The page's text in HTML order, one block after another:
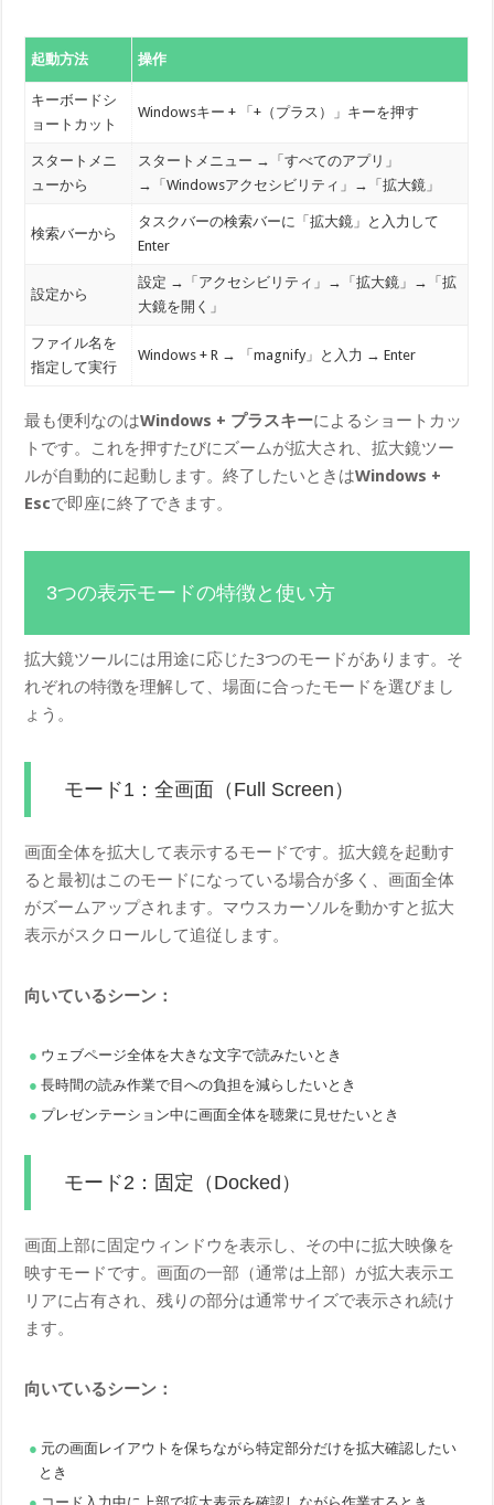
起動方法 操作
キーボードシ
ョートカット
Windowsキー + 「+（プラス）」キーを押す
スタートメニ
ューから
スタートメニュー →「すべてのアプリ」
→「Windowsアクセシビリティ」→「拡大鏡」
検索バーから
タスクバーの検索バーに「拡大鏡」と入力して
Enter
設定から
設定 →「アクセシビリティ」→「拡大鏡」→「拡
大鏡を開く」
ファイル名を
指定して実行
Windows + R → 「magnify」と入力 → Enter
最も便利なのはWindows + プラスキーによるショートカッ
トです。これを押すたびにズームが拡大され、拡大鏡ツー
ルが自動的に起動します。終了したいときはWindows +
Escで即座に終了できます。
3つの表示モードの特徴と使い方
拡大鏡ツールには用途に応じた3つのモードがあります。そ
れぞれの特徴を理解して、場面に合ったモードを選びまし
ょう。
モード1：全画面（Full Screen）
画面全体を拡大して表示するモードです。拡大鏡を起動す
ると最初はこのモードになっている場合が多く、画面全体
がズームアップされます。マウスカーソルを動かすと拡大
表示がスクロールして追従します。
向いているシーン：
ウェブページ全体を大きな文字で読みたいとき
長時間の読み作業で目への負担を減らしたいとき
プレゼンテーション中に画面全体を聴衆に見せたいとき
モード2：固定（Docked）
画面上部に固定ウィンドウを表示し、その中に拡大映像を
映すモードです。画面の一部（通常は上部）が拡大表示エ
リアに占有され、残りの部分は通常サイズで表示され続け
ます。
向いているシーン：
元の画面レイアウトを保ちながら特定部分だけを拡大確認したい
とき